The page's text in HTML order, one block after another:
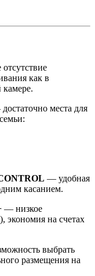
как в
камере.
места для
— удобная
касанием.
— низкое
экономия на счетах
выбрать
размещения на